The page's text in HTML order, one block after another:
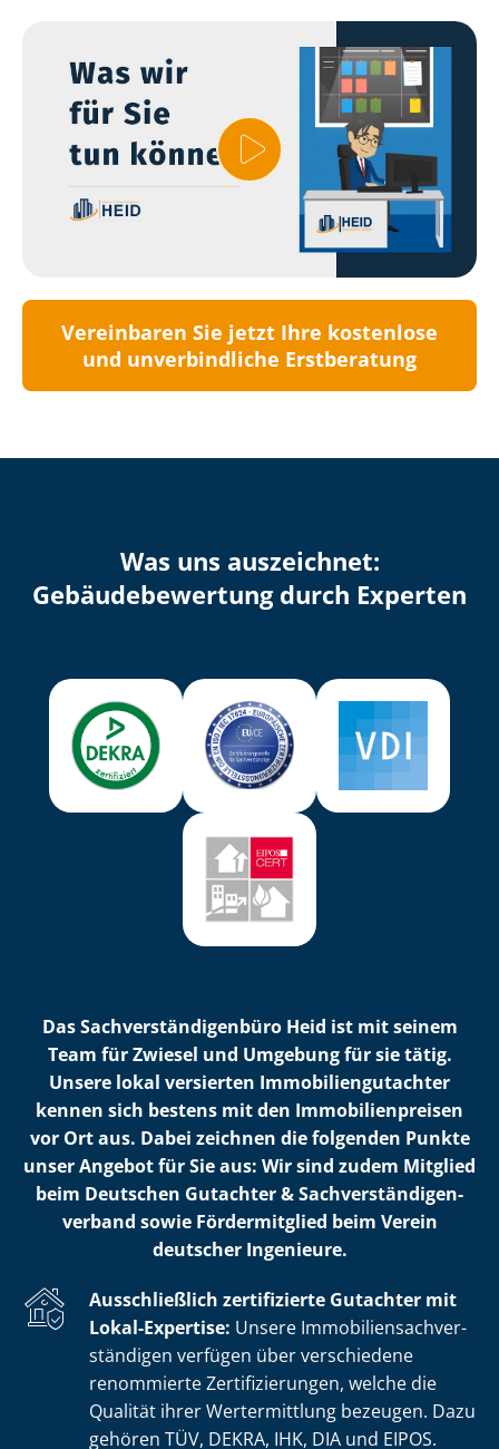
Vereinbaren Sie jetzt Ihre kostenlose
und unverbindliche Erstberatung
Was uns auszeichnet:
Ge­bäu­de­be­wer­tung durch Experten
Das Sach­ver­stän­di­gen­bü­ro Heid ist mit seinem
Team für Zwiesel und Umgebung für sie tätig.
Unsere lokal versierten Im­mo­bi­li­en­gut­ach­ter
kennen sich bestens mit den Im­mo­bi­li­en­prei­sen
vor Ort aus. Dabei zeichnen die folgenden Punkte
unser Angebot für Sie aus: Wir sind zudem Mitglied
beim Deutschen Gutachter & Sach­ver­stän­di­gen­
ver­band sowie Fördermitglied beim Verein
deutscher Ingenieure.
Ausschließlich zertifizierte Gutachter mit
Lokal-Expertise: Unsere Im­mo­bi­li­en­sach­ver­
stän­di­gen verfügen über verschiedene
renommierte Zer­ti­fi­zie­run­gen, welche die
Qualität ihrer Wertermittlung bezeugen. Dazu
gehören TÜV, DEKRA, IHK, DIA und EIPOS.